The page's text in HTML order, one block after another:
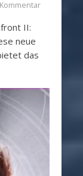
II:
neue
das